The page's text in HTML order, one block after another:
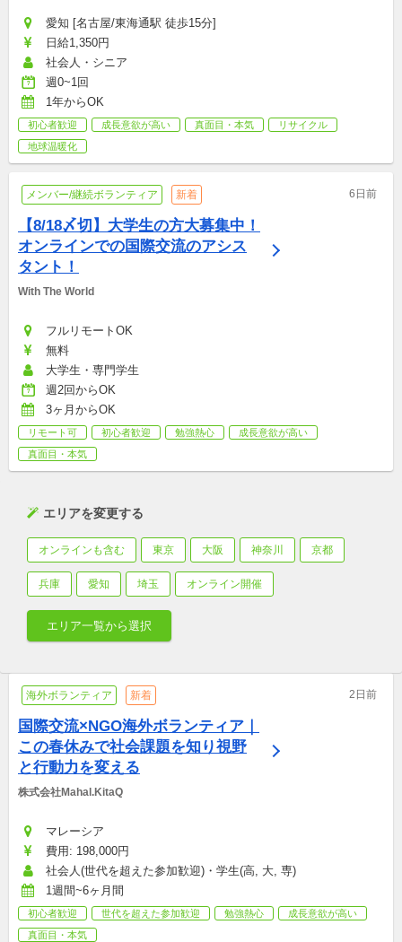
愛知 [名古屋/東海通駅 徒歩15分]
日給1,350円
社会人・シニア
週0~1回
1年からOK
初心者歓迎 成長意欲が高い 真面目・本気
リサイクル
地球温暖化
メンバー/継続ボランティア 新着 6日前
【8/18〆切】大学生の方大募集中！
オンラインでの国際交流のアシス
タント！
With The World
フルリモートOK
無料
大学生・専門学生
週2回からOK
3ヶ月からOK
リモート可 初心者歓迎 勉強熱心
成長意欲が高い
真面目・本気
エリアを変更する
オンラインも含む 東京 大阪 神奈川 京都
兵庫 愛知 埼玉 オンライン開催
エリア一覧から選択
海外ボランティア 新着 2日前
国際交流×NGO海外ボランティア｜
この春休みで社会課題を知り視野
と行動力を変える
株式会社Mahal.KitaQ
マレーシア
費用: 198,000円
社会人(世代を超えた参加歓迎)・学生(高, 大, 専)
1週間~6ヶ月間
初心者歓迎 世代を超えた参加歓迎 勉強熱心
成長意欲が高い
真面目・本気